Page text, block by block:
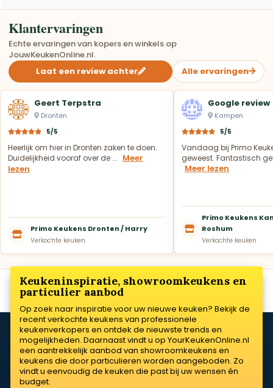
Klantervaringen
Echte ervaringen van kopers en winkels op
JouwKeukenOnline.nl.
Laat een review achter
Alle ervaringen
Geert Terpstra
Dronten
5/5
Heerlijk om hier in Dronten zaken te doen.
Duidelijkheid vooraf over de ... Meer
lezen
Primo Keukens Dronten / Harry
Verkochte keuken
Google review
Kampen
5/5
Vandaag bij Primo
geweest. Fantastisch
Meer lezen
Primo Keukens
Roshum
Verkochte keuken
Keukeninspiratie, showroomkeukens en
particulier aanbod
Op zoek naar inspiratie voor uw nieuwe keuken? Bekijk de
recent verkochte keukens van professionele
keukenverkopers en ontdek de nieuwste trends en
mogelijkheden. Daarnaast vindt u op YourKeukenOnline.nl
een aantrekkelijk aanbod van showroomkeukens en
keukens die door particulieren worden aangeboden. Zo
vindt u eenvoudig de keuken die past bij uw wensen én
budget.